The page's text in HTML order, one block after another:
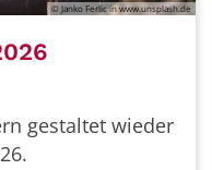
© Janko Ferlic in www.unsplash.de
gestaltet wieder